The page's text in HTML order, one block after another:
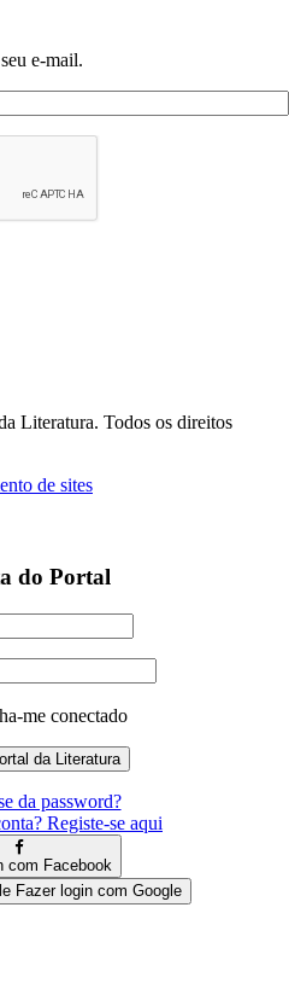
e-mail.
Literatura. Todos os direitos
do Portal
me conectado
da password?
Registe-se aqui
com Facebook
Fazer login com Google